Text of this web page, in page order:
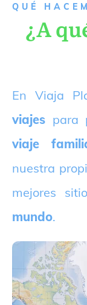
QUÉ
¿A
En Viaja
viajes para
viaje
nuestra
mejores
mundo.